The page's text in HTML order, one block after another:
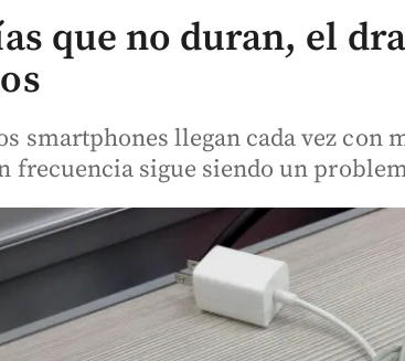
que no duran, el
smartphones llegan cada vez con
frecuencia sigue siendo un